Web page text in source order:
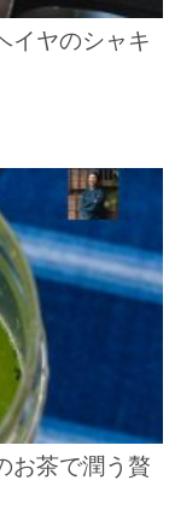
イヤのシャキ
お茶で潤う贅